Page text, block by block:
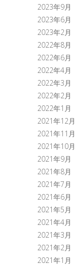
2023年9月
2023年6月
2023年2月
2022年8月
2022年6月
2022年4月
2022年3月
2022年2月
2022年1月
2021年12月
2021年11月
2021年10月
2021年9月
2021年8月
2021年7月
2021年6月
2021年5月
2021年4月
2021年3月
2021年2月
2021年1月